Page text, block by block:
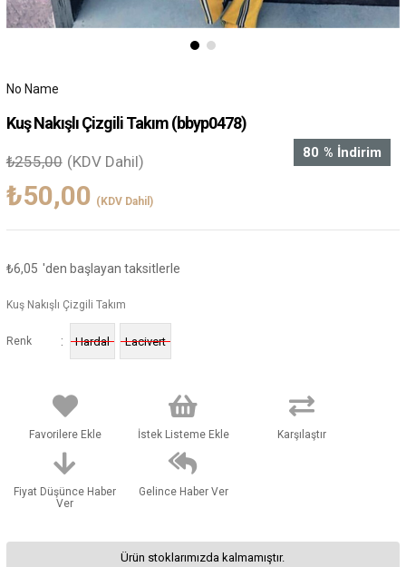
No Name
Kuş Nakışlı Çizgili Takım(bbyp0478)
%
80 İndirim
₺255,00 (KDV Dahil)
₺50,00 (KDV Dahil)
₺6,05 'den başlayan taksitlerle
Kuş Nakışlı Çizgili Takım
Renk : Hardal Lacivert
Favorilere Ekle İstek Listeme Ekle Karşılaştır
Fiyat Düşünce Haber
Ver
Gelince Haber Ver
Ürün stoklarımızda kalmamıştır.